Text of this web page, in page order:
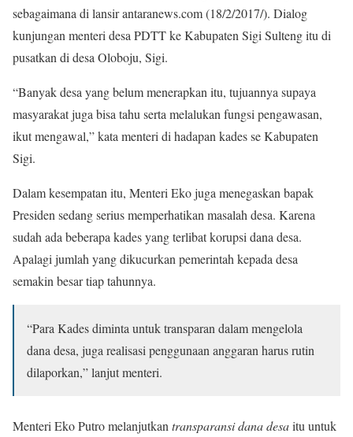
sebagaimana di lansir antaranews.com (18/2/2017/). Dialog
kunjungan menteri desa PDTT ke Kabupaten Sigi Sulteng itu di
pusatkan di desa Oloboju, Sigi.
“Banyak desa yang belum menerapkan itu, tujuannya supaya
masyarakat juga bisa tahu serta melalukan fungsi pengawasan,
ikut mengawal,” kata menteri di hadapan kades se Kabupaten
Sigi.
Dalam kesempatan itu, Menteri Eko juga menegaskan bapak
Presiden sedang serius memperhatikan masalah desa. Karena
sudah ada beberapa kades yang terlibat korupsi dana desa.
Apalagi jumlah yang dikucurkan pemerintah kepada desa
semakin besar tiap tahunnya.
“Para Kades diminta untuk transparan dalam mengelola
dana desa, juga realisasi penggunaan anggaran harus rutin
dilaporkan,” lanjut menteri.
Menteri Eko Putro melanjutkan transparansi dana desaitu untuk